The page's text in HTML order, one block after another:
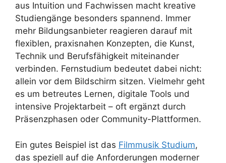
aus Intuition und Fachwissen macht kreative
Studiengänge besonders spannend. Immer
mehr Bildungsanbieter reagieren darauf mit
flexiblen, praxisnahen Konzepten, die Kunst,
Technik und Berufsfähigkeit miteinander
verbinden. Fernstudium bedeutet dabei nicht:
allein vor dem Bildschirm sitzen. Vielmehr geht
es um betreutes Lernen, digitale Tools und
intensive Projektarbeit – oft ergänzt durch
Präsenzphasen oder Community-Plattformen.
Ein gutes Beispiel ist das Filmmusik Studium,
das speziell auf die Anforderungen moderner